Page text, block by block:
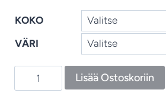
KOKO
VÄRI
Robin's
Wood
Lisää Ostoskoriin